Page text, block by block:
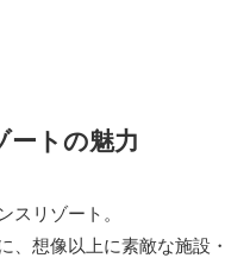
ートの魅力
スリゾート。
、想像以上に素敵な施設・